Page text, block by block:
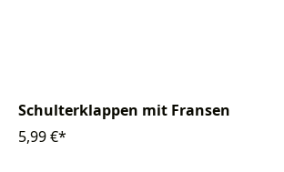
Schulterklappen mit Fransen
5,99 €*